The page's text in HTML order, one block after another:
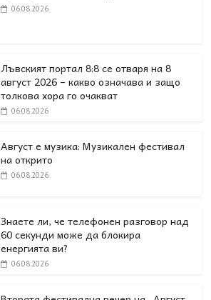
06.08.2026
Лъвският портал 8:8 се отваря на 8
август 2026 – какво означава и защо
толкова хора го очакват
06.08.2026
Август е музика: Музикален фестивал
на открито
06.08.2026
Знаете ли, че телефонен разговор над
60 секунди може да блокира
енергията ви?
06.08.2026